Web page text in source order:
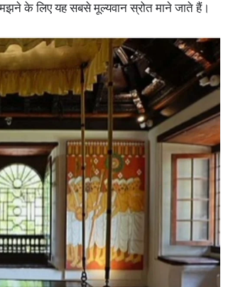
के लिए यह सबसे मूल्यवान स्रोत माने जाते हैं।